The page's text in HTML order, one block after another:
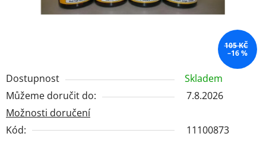
Dostupnost
Skladem
Můžeme doručit do:
7.8.2026
Možnosti doručení
Kód:
11100873
105 KČ
–16 %